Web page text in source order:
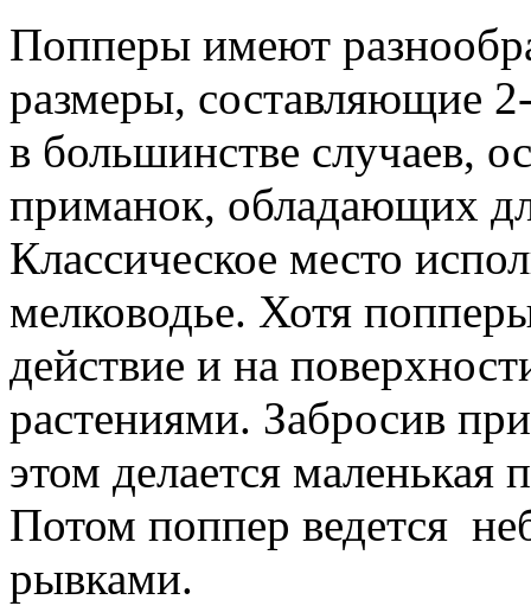
Попперы имеют
размеры, составляющие
в большинстве случаев,
приманок, обладающих
Классическое место
мелководье. Хотя
действие и на
растениями. Забросив
этом делается маленькая
Потом поппер ведется
рывками.